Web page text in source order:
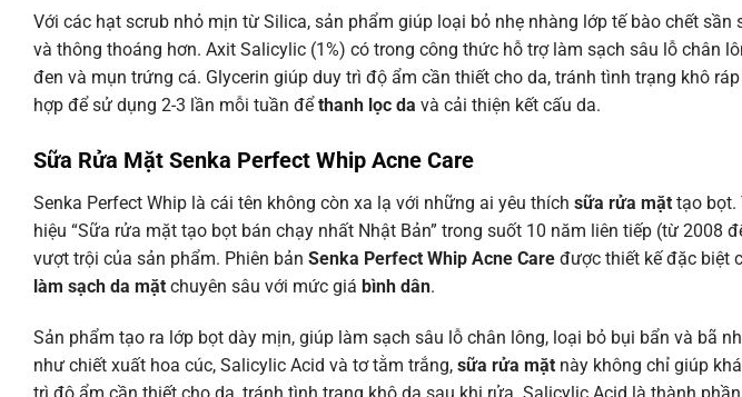
Với các hạt scrub nhỏ mịn từ Silica, sản phẩm giúp loại bỏ nhẹ nhàng lớp tế bào chết sần
và thông thoáng hơn. Axit Salicylic (1%) có trong công thức hỗ trợ làm sạch sâu lỗ chân
đen và mụn trứng cá. Glycerin giúp duy trì độ ẩm cần thiết cho da, tránh tình trạng khô
hợp để sử dụng 2-3 lần mỗi tuần để thanh lọc da và cải thiện kết cấu da.
Sữa Rửa Mặt Senka Perfect Whip Acne Care
Senka Perfect Whip là cái tên không còn xa lạ với những ai yêu thích sữa rửa mặt tạo bọt.
hiệu “Sữa rửa mặt tạo bọt bán chạy nhất Nhật Bản” trong suốt 10 năm liên tiếp (từ 2008
vượt trội của sản phẩm. Phiên bản Senka Perfect Whip Acne Care được thiết kế đặc biệt
làm sạch da mặt chuyên sâu với mức giá bình dân.
Sản phẩm tạo ra lớp bọt dày mịn, giúp làm sạch sâu lỗ chân lông, loại bỏ bụi bẩn và bã
như chiết xuất hoa cúc, Salicylic Acid và tơ tằm trắng, sữa rửa mặt này không chỉ giúp